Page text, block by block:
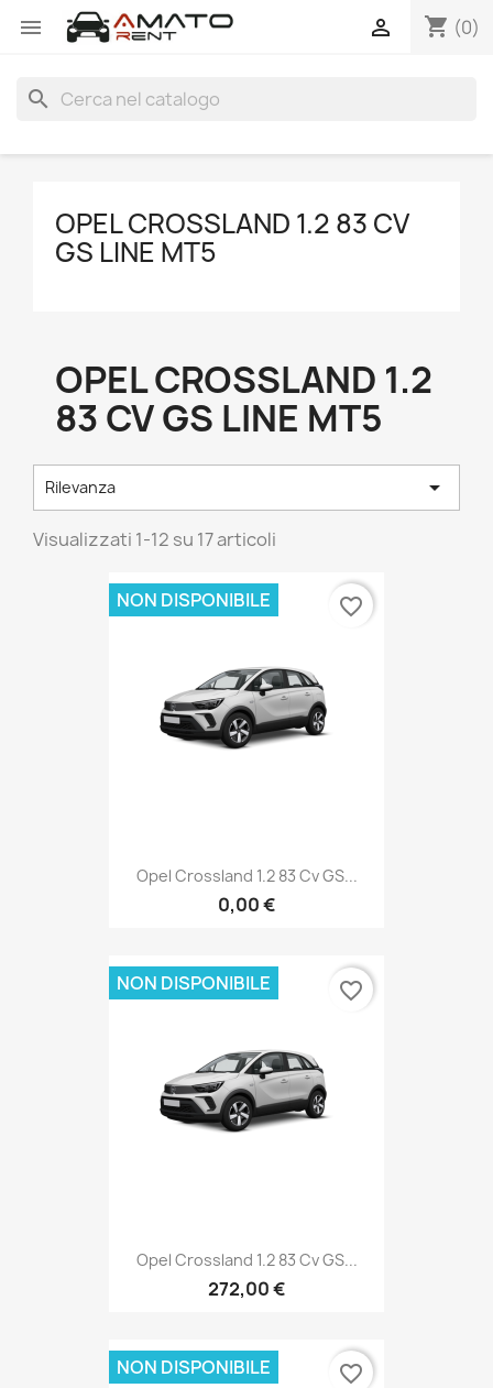
 shopping_cart (0)

search
OPEL CROSSLAND 1.2 83 CV
GS LINE MT5
OPEL CROSSLAND 1.2
83 CV GS LINE MT5
Rilevanza 
Visualizzati 1-12 su 17 articoli
Opel Crossland 1.2 83 Cv GS...
0,00 €
NON DISPONIBILE favorite_border
Opel Crossland 1.2 83 Cv GS...
272,00 €
NON DISPONIBILE favorite_border
NON DISPONIBILE favorite_border